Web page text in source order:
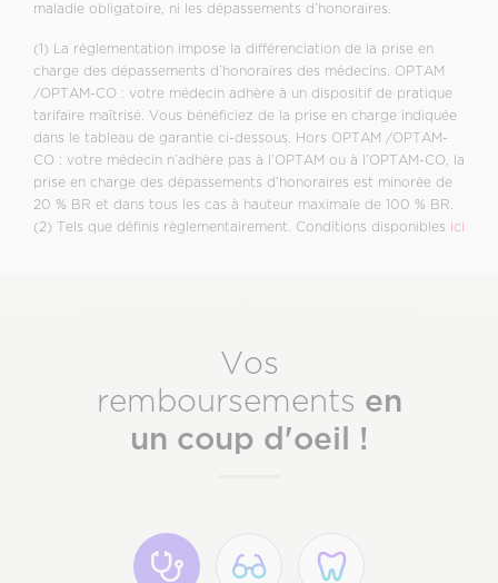
maladie obligatoire, ni les dépassements d’honoraires.
(1) La réglementation impose la différenciation de la prise en
charge des dépassements d’honoraires des médecins. OPTAM
/OPTAM-CO : votre médecin adhère à un dispositif de pratique
tarifaire maîtrisé. Vous bénéficiez de la prise en charge indiquée
dans le tableau de garantie ci-dessous. Hors OPTAM /OPTAM-
CO : votre médecin n’adhère pas à l’OPTAM ou à l’OPTAM-CO, la
prise en charge des dépassements d’honoraires est minorée de
20 % BR et dans tous les cas à hauteur maximale de 100 % BR.
(2) Tels que définis règlementairement. Conditions disponibles ici
Vos
remboursements en
un coup d'oeil !